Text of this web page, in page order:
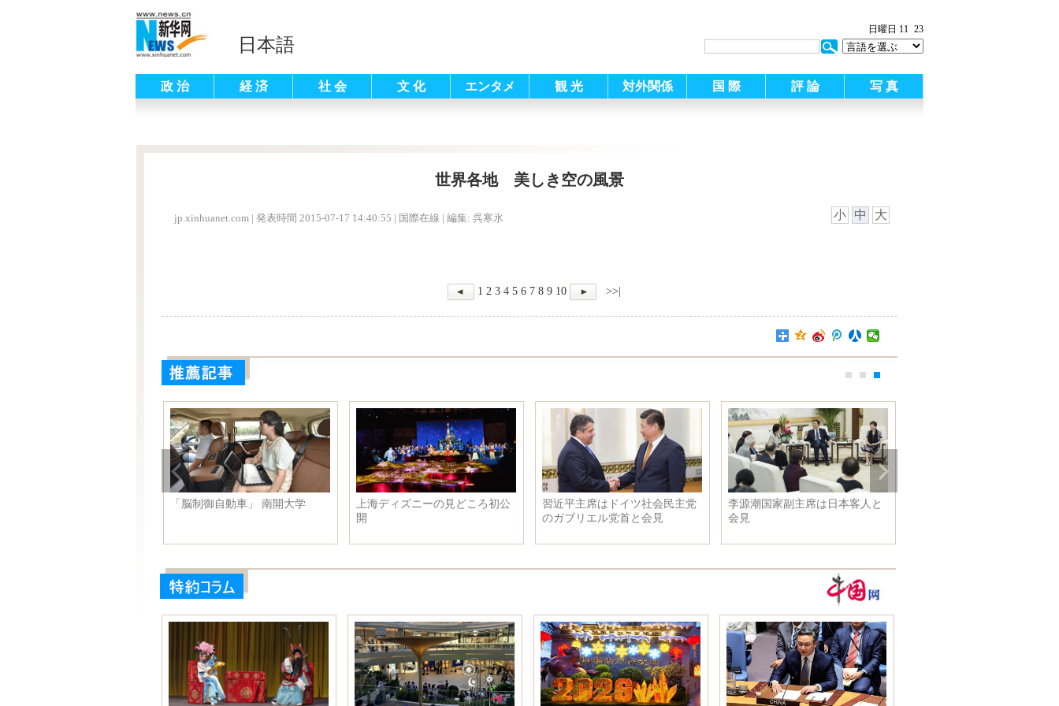
日本語
日曜日 11 23
政 治 経 済 社 会 文 化 エンタメ 観 光 対外関係 国 際 評 論 写 真
世界各地 美しき空の風景
jp.xinhuanet.com | 発表時間 2015-07-17 14:40:55 | 国際在線 | 編集: 呉寒氷 小 中 大
1 2 3 4 5 6 7 8 9 10 >>|
「脳制御自動車」 南開大学
上海ディズニーの見どころ初公
開
習近平主席はドイツ社会民主党
のガブリエル党首と会見
李源潮国家副主席は日本客人と
会見